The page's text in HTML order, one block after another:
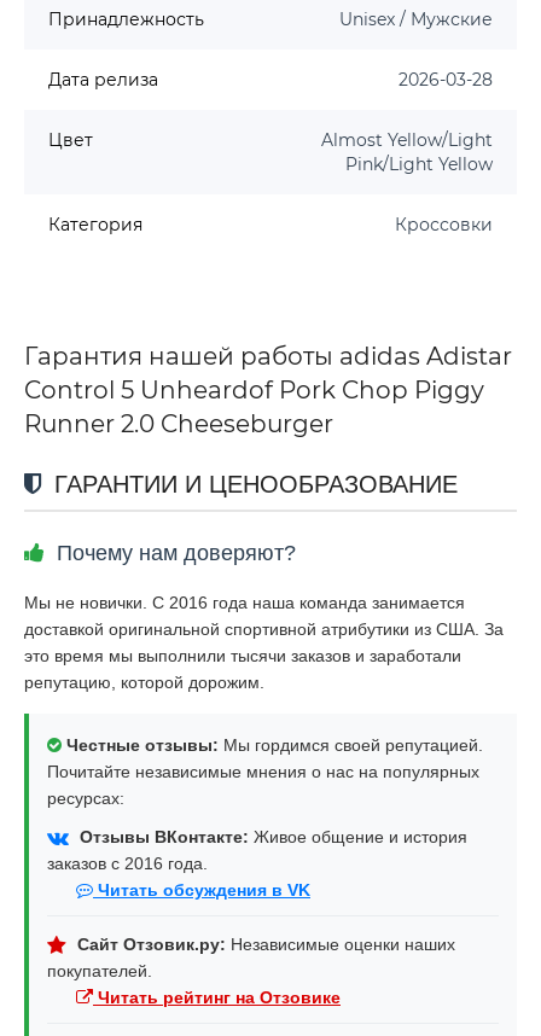
Принадлежность Unisex / Мужские
Дата релиза 2026-03-28
Цвет
Almost Yellow/Light
Pink/Light Yellow
Категория Кроссовки
Гарантия нашей работы adidas Adistar
Control 5 Unheardof Pork Chop Piggy
Runner 2.0 Cheeseburger
ГАРАНТИИ И ЦЕНООБРАЗОВАНИЕ
Почему нам доверяют?
Мы не новички. С 2016 года наша команда занимается
доставкой оригинальной спортивной атрибутики из США. За
это время мы выполнили тысячи заказов и заработали
репутацию, которой дорожим.
Честные отзывы: Мы гордимся своей репутацией.
Почитайте независимые мнения о нас на популярных
ресурсах:
Отзывы ВКонтакте: Живое общение и история
заказов с 2016 года.
Читать обсуждения в VK
Сайт Отзовик.ру: Независимые оценки наших
покупателей.
Читать рейтинг на Отзовике